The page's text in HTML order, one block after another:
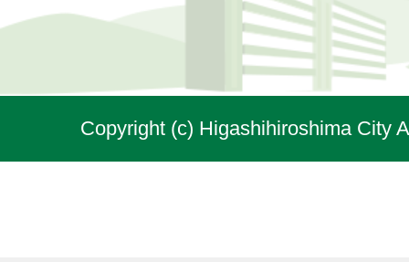
Copyright (c) Higashihiroshima City